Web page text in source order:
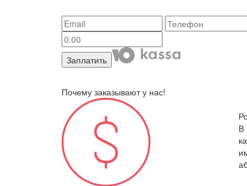
Заплатить
Почему заказывают у нас!
В